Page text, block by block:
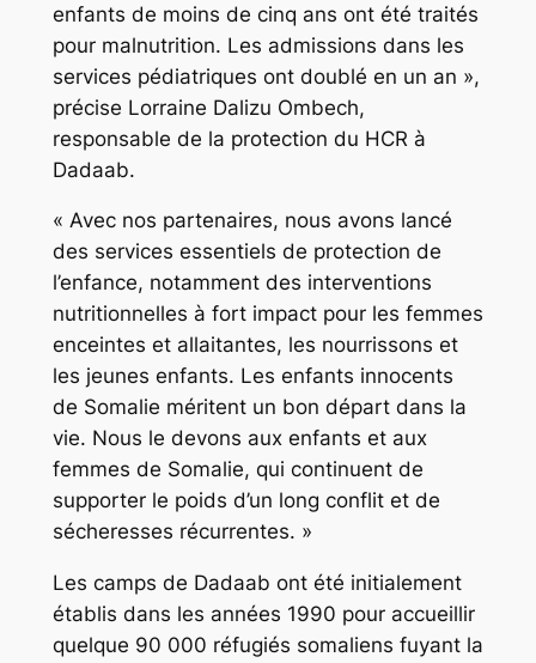
enfants de moins de cinq ans ont été traités
pour malnutrition. Les admissions dans les
services pédiatriques ont doublé en un an »,
précise Lorraine Dalizu Ombech,
responsable de la protection du HCR à
Dadaab.
« Avec nos partenaires, nous avons lancé
des services essentiels de protection de
l’enfance, notamment des interventions
nutritionnelles à fort impact pour les femmes
enceintes et allaitantes, les nourrissons et
les jeunes enfants. Les enfants innocents
de Somalie méritent un bon départ dans la
vie. Nous le devons aux enfants et aux
femmes de Somalie, qui continuent de
supporter le poids d’un long conflit et de
sécheresses récurrentes. »
Les camps de Dadaab ont été initialement
établis dans les années 1990 pour accueillir
quelque 90 000 réfugiés somaliens fuyant la